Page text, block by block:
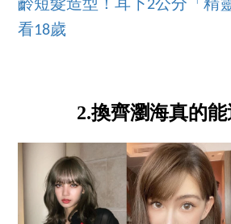
齡短髮造型！耳下2公分「精
看18歲
2.換齊瀏海真的能